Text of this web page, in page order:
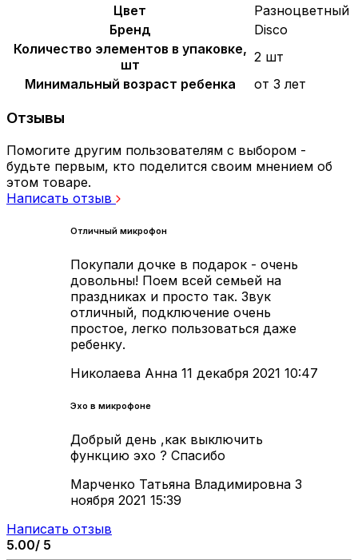
Цвет
Разноцветный
Бренд
Disco
Количество элементов в упаковке,
шт
2 шт
Минимальный возраст ребенка
от 3 лет
Отзывы
Помогите другим пользователям с выбором -
будьте первым, кто поделится своим мнением об
этом товаре.
Написать отзыв
Отличный микрофон
Покупали дочке в подарок - очень
довольны! Поем всей семьей на
праздниках и просто так. Звук
отличный, подключение очень
простое, легко пользоваться даже
ребенку.
Николаева Анна 11 декабря 2021 10:47
Эхо в микрофоне
Добрый день ,как выключить
функцию эхо ? Спасибо
Марченко Татьяна Владимировна 3
ноября 2021 15:39
Написать отзыв
5.00/ 5